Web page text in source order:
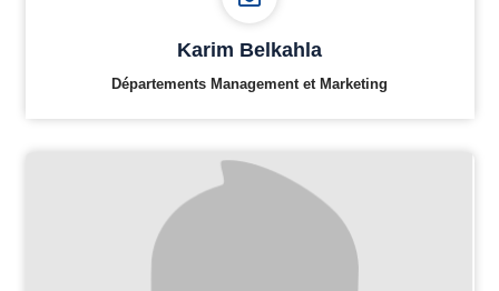
Karim Belkahla
Départements Management et Marketing